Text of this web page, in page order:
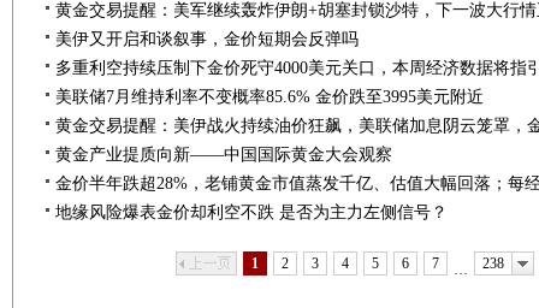
黄金交易提醒：美军继续轰炸伊朗+胡塞封锁沙特，下一波大行
美伊又开启和谈叙事，金价短期会反弹吗
多重利空持续压制下金价死守4000美元关口，本周经济数据将指
美联储7月维持利率不变概率85.6% 金价跌至3995美元附近
黄金产业提质向新——中国国际黄金大会观察
地缘风险爆表金价却利空不跌 是否为主力左侧信号？
1 2 3 4 5 6 7 … 238
下一页